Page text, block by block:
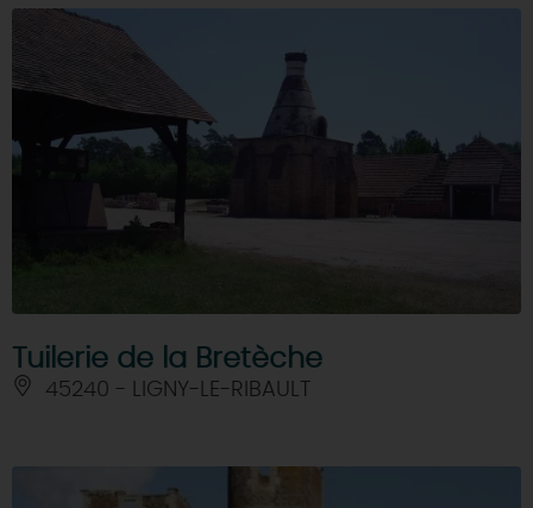
Tuilerie de la Bretèche
45240 - LIGNY-LE-RIBAULT